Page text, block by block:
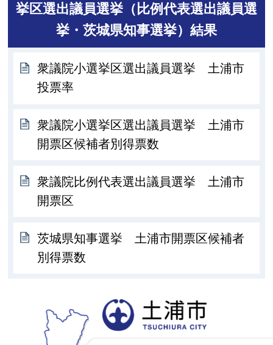
挙区選出議員選挙（比例代表選出議員選
挙・茨城県知事選挙）結果
衆議院小選挙区選出議員選挙 土浦市
投票率
衆議院小選挙区選出議員選挙 土浦市
開票区候補者別得票数
衆議院比例代表選出議員選挙 土浦市
開票区
茨城県知事選挙 土浦市開票区候補者
別得票数